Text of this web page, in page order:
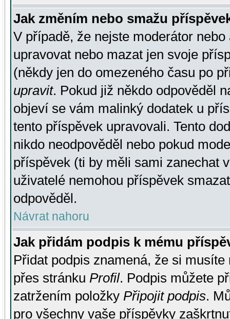
Jak změním nebo smažu
V případě, že nejste moderátor
upravovat nebo mazat jen svoje
(někdy jen do omezeného času po
upravit. Pokud již někdo odpověděl
objeví se vám malinký dodatek u
tento příspěvek upravovali. Tento
nikdo neodpověděl nebo pokud
příspěvek (ti by měli sami zanechat
uživatelé nemohou příspěvek
odpověděl.
Návrat nahoru
Jak přidám podpis k mému
Přidat podpis znamená, že si
přes stránku Profil. Podpis můžete
zatržením položky Připojit podpis.
pro všechny vaše příspěvky